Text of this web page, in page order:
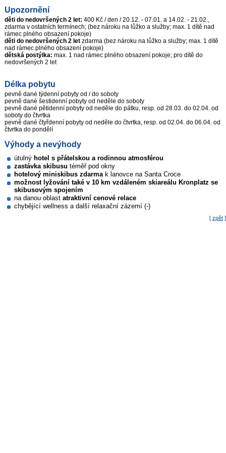
Upozornění
děti do nedovršených 2 let: 400 Kč / den / 20.12. - 07.01. a 14.02. - 21.02.,
zdarma v ostatních termínech; (bez nároku na lůžko a služby; max. 1 dítě nad
rámec plného obsazení pokoje)
děti do nedovršených 2 let zdarma (bez nároku na lůžko a služby; max. 1 dítě
nad rámec plného obsazení pokoje)
dětská postýlka: max. 1 nad rámec plného obsazení pokoje; pro dítě do
nedovršených 2 let
Délka pobytu
pevně dané týdenní pobyty od / do soboty
pevně dané šestidenní pobyty od neděle do soboty
pevně dané pětidenní pobyty od neděle do pátku, resp. od 28.03. do 02.04. od
soboty do čtvrtka
pevně dané čtyřdenní pobyty od neděle do čtvrtka, resp. od 02.04. do 06.04. od
čtvrtka do pondělí
Výhody a nevýhody
útulný hotel s přátelskou a rodinnou atmosférou
zastávka skibusu téměř pod okny
hotelový miniskibus zdarma k lanovce na Santa Croce
možnost lyžování také v 10 km vzdáleném skiareálu Kronplatz se
skibusovým spojením
na danou oblast atraktivní cenové relace
chybějící wellness a další relaxační zázemí (-)
[ zpět ]